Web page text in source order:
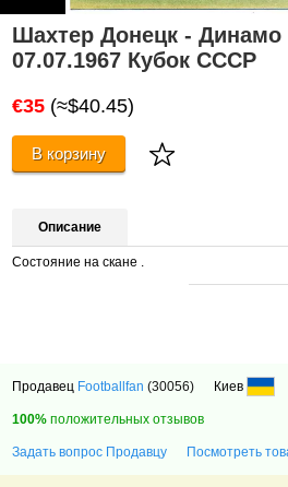
Шахтер Донецк - Динамо
07.07.1967 Кубок СССР
€35 (≈$40.45)
В корзину
Описание
Состояние на скане .
Продавец Footballfan (30056) Киев
100% положительных отзывов
Задать вопрос Продавцу Посмотреть